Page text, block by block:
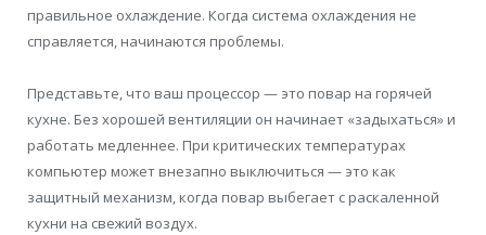
правильное охлаждение. Когда система охлаждения не
справляется, начинаются проблемы.
Представьте, что ваш процессор — это повар на горячей
кухне. Без хорошей вентиляции он начинает «задыхаться» и
работать медленнее. При критических температурах
компьютер может внезапно выключиться — это как
защитный механизм, когда повар выбегает с раскаленной
кухни на свежий воздух.